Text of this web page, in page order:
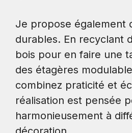
Je propose également
durables. En recyclant
bois pour en faire une
des étagères
combinez praticité et
réalisation est pensée
harmonieusement à